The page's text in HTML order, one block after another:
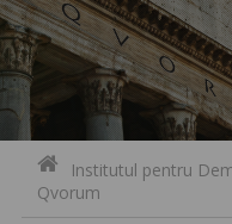
Skip to content
Institutul pentru
Qvorum